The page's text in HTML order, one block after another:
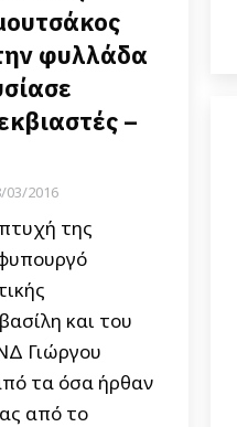
φυλλάδα
–
03/2016
της
και του
Γιώργου
τα όσα ήρθαν
από το